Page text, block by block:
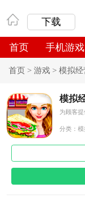
下载
首页 手机游戏
首页 > 游戏 > 模拟经
模拟
为顾客
分类：